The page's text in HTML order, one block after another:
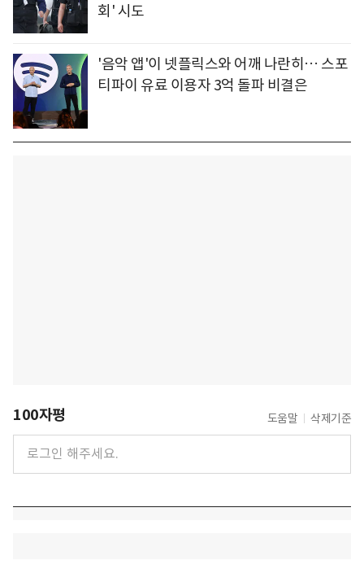
회' 시도
'음악 앱'이 넷플릭스와 어깨 나란히… 스포
티파이 유료 이용자 3억 돌파 비결은
100자평 도움말 삭제기준